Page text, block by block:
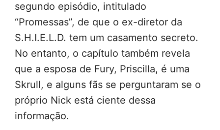
segundo episódio, intitulado
“Promessas”, de que o ex-diretor da
S.H.I.E.L.D. tem um casamento secreto.
No entanto, o capítulo também revela
que a esposa de Fury, Priscilla, é uma
Skrull, e alguns fãs se perguntaram se o
próprio Nick está ciente dessa
informação.